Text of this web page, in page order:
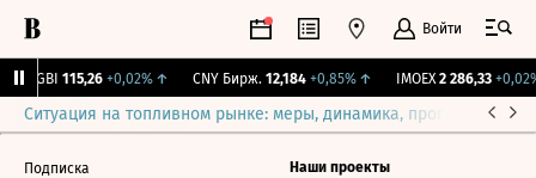
Войти
RGBI 115,26 +0,02%↑ CNY Бирж. 12,184 +0,85%↑ IMOEX 2 286,33 +0,02%
Ситуация на топливном рынке: меры, динамика, прогнозы
Подписка Наши проекты